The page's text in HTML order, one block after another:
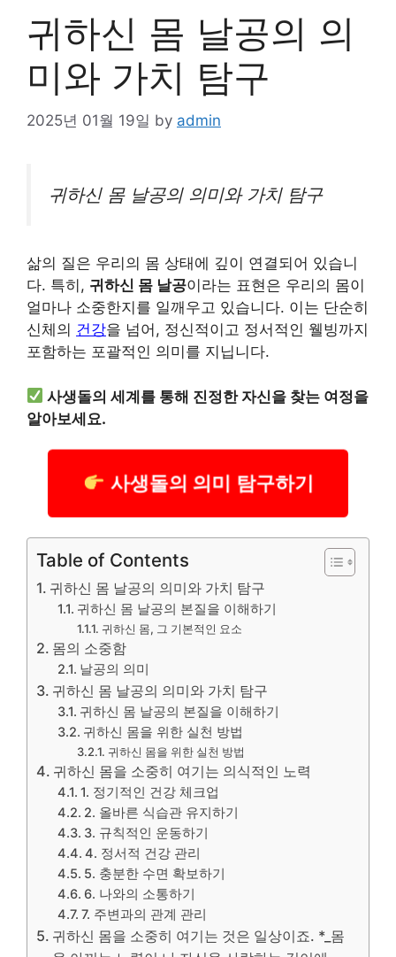
귀하신 몸 날공의 의
미와 가치 탐구
2025년 01월 19일 by admin
귀하신 몸 날공의 의미와 가치 탐구
삶의 질은 우리의 몸 상태에 깊이 연결되어 있습니
다. 특히, 귀하신 몸 날공이라는 표현은 우리의 몸이
얼마나 소중한지를 일깨우고 있습니다. 이는 단순히
신체의 건강을 넘어, 정신적이고 정서적인 웰빙까지
포함하는 포괄적인 의미를 지닙니다.
사생돌의 세계를 통해 진정한 자신을 찾는 여정을
알아보세요.
사생돌의 의미 탐구하기
Table of Contents
귀하신 몸 날공의 의미와 가치 탐구
귀하신 몸 날공의 본질을 이해하기
귀하신 몸, 그 기본적인 요소
몸의 소중함
날공의 의미
귀하신 몸 날공의 의미와 가치 탐구
귀하신 몸 날공의 본질을 이해하기
귀하신 몸을 위한 실천 방법
귀하신 몸을 위한 실천 방법
귀하신 몸을 소중히 여기는 의식적인 노력
1. 정기적인 건강 체크업
2. 올바른 식습관 유지하기
3. 규칙적인 운동하기
4. 정서적 건강 관리
5. 충분한 수면 확보하기
6. 나와의 소통하기
7. 주변과의 관계 관리
귀하신 몸을 소중히 여기는 것은 일상이죠. *_몸